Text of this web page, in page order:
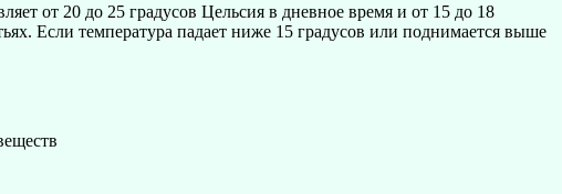
от 20 до 25 градусов Цельсия в дневное время и от 15 до 18
Если температура падает ниже 15 градусов или поднимается выше